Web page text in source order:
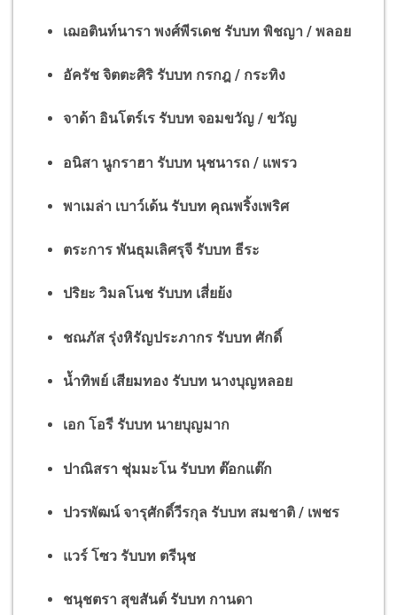
เฌอตินท์นารา พงศ์พีรเดช รับบท พิชญา / พลอย
อัครัช จิตตะศิริ รับบท กรกฎ / กระทิง
จาด้า อินโตร์เร รับบท จอมขวัญ / ขวัญ
อนิสา นูกราฮา รับบท นุชนารถ / แพรว
พาเมล่า เบาว์เด้น รับบท คุณพริ้งเพริศ
ตระการ พันธุมเลิศรุจี รับบท ธีระ
ปริยะ วิมลโนช รับบท เสี่ยย้ง
ชณภัส รุ่งหิรัญประภากร รับบท ศักดิ์
น้ำทิพย์ เสียมทอง รับบท นางบุญหลอย
เอก โอรี รับบท นายบุญมาก
ปาณิสรา ชุ่มมะโน รับบท ต๊อกแต๊ก
ปวรพัฒน์ จารุศักดิ์วีรกุล รับบท สมชาติ / เพชร
แวร์ โซว รับบท ตรีนุช
ชนุชตรา สุขสันต์ รับบท กานดา